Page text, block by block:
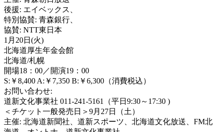
後援: エイベックス、
特別協賛: 青森銀行、
協賛: NTT東日本
1月20日(火)
北海道厚生年金会館
北海道/札幌
開場18：00／開演19：00
S:￥8,400 A:￥7,350 B:￥6,300（消費税込）
お問い合わせ:
道新文化事業社 011-241-5161（平日9:30～17:30 )
＜チケット一般発売日＞9月27日（土）
主催: 北海道新聞社、道新スポーツ、北海道文化放送、FM北